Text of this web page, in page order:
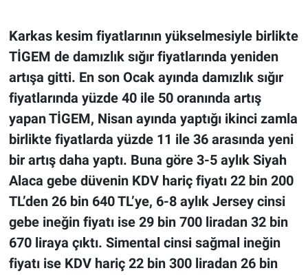
Karkas kesim fiyatlarının yükselmesiyle birlikte
TİGEM de damızlık sığır fiyatlarında yeniden
artışa gitti. En son Ocak ayında damızlık sığır
fiyatlarında yüzde 40 ile 50 oranında artış
yapan TİGEM, Nisan ayında yaptığı ikinci zamla
birlikte fiyatlarda yüzde 11 ile 36 arasında yeni
bir artış daha yaptı. Buna göre 3-5 aylık Siyah
Alaca gebe düvenin KDV hariç fiyatı 22 bin 200
TL’den 26 bin 640 TL’ye, 6-8 aylık Jersey cinsi
gebe ineğin fiyatı ise 29 bin 700 liradan 32 bin
670 liraya çıktı. Simental cinsi sağmal ineğin
fiyatı ise KDV hariç 22 bin 300 liradan 26 bin